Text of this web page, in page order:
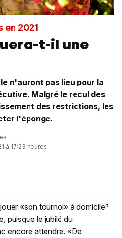
en 2021
t-il une
n'auront pas lieu pour la
Malgré le recul des
des restrictions, les
l'éponge.
à 17:23 heures
«son tournoi» à domicile?
puisque le jubilé du
encore attendre. «De